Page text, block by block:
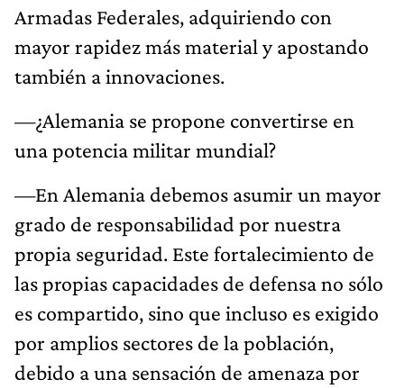
Armadas Federales, adquiriendo con
mayor rapidez más material y apostando
también a innovaciones.
—¿Alemania se propone convertirse en
una potencia militar mundial?
—En Alemania debemos asumir un mayor
grado de responsabilidad por nuestra
propia seguridad. Este fortalecimiento de
las propias capacidades de defensa no sólo
es compartido, sino que incluso es exigido
por amplios sectores de la población,
debido a una sensación de amenaza por